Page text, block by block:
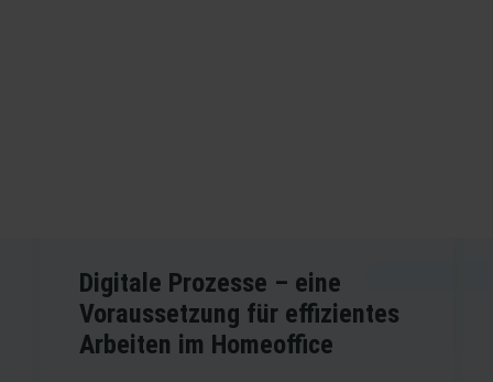
Digitale Prozesse – eine
Voraussetzung für effizientes
Arbeiten im Homeoffice